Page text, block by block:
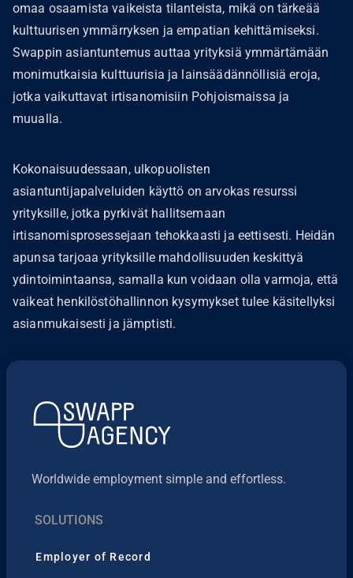
omaa osaamista vaikeista tilanteista, mikä on tärkeää
kulttuurisen ymmärryksen ja empatian kehittämiseksi.
Swappin asiantuntemus auttaa yrityksiä ymmärtämään
monimutkaisia kulttuurisia ja lainsäädännöllisiä eroja,
jotka vaikuttavat irtisanomisiin Pohjoismaissa ja
muualla.
Kokonaisuudessaan, ulkopuolisten
asiantuntijapalveluiden käyttö on arvokas resurssi
yrityksille, jotka pyrkivät hallitsemaan
irtisanomisprosessejaan tehokkaasti ja eettisesti. Heidän
apunsa tarjoaa yrityksille mahdollisuuden keskittyä
ydintoimintaansa, samalla kun voidaan olla varmoja, että
vaikeat henkilöstöhallinnon kysymykset tulee käsitellyksi
asianmukaisesti ja jämptisti.
Worldwide employment simple and effortless.
SOLUTIONS
Employer of Record